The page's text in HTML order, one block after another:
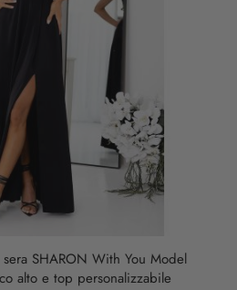
SHARON With You Model
alto e top personalizzabile